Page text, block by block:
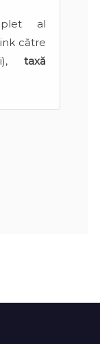
al
către
taxă